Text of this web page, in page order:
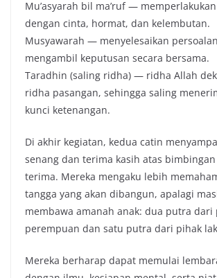
Mu’asyarah bil ma’ruf —
dengan cinta, hormat, dan kelembutan.
Musyawarah — menyelesaikan
mengambil keputusan secara bersama.
Taradhin (saling ridha) — ridha Allah
ridha pasangan, sehingga saling
kunci ketenangan.
Di akhir kegiatan, kedua catin
senang dan terima kasih atas
terima. Mereka mengaku lebih
tangga yang akan dibangun, apalagi
membawa amanah anak: dua putra dari
perempuan dan satu putra dari pihak
Mereka berharap dapat memulai